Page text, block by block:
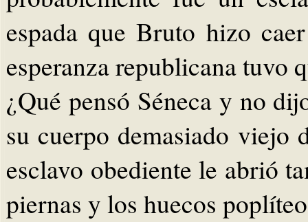
espada que Bruto hizo
esperanza republicana tuvo
¿Qué pensó Séneca y no
su cuerpo demasiado viejo
esclavo obediente le abrió
piernas y los huecos